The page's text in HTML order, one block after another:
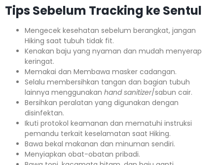
Tips Sebelum Tracking ke Sentul
Mengecek kesehatan sebelum berangkat, jangan
Hiking saat tubuh tidak fit.
Kenakan baju yang nyaman dan mudah menyerap
keringat.
Memakai dan Membawa masker cadangan.
Selalu membersihkan tangan dan bagian tubuh
lainnya menggunakan hand sanitizer/sabun cair.
Bersihkan peralatan yang digunakan dengan
disinfektan.
Ikuti protokol keamanan dan mematuhi instruksi
pemandu terkait keselamatan saat Hiking.
Bawa bekal makanan dan minuman sendiri.
Menyiapkan obat-obatan pribadi.